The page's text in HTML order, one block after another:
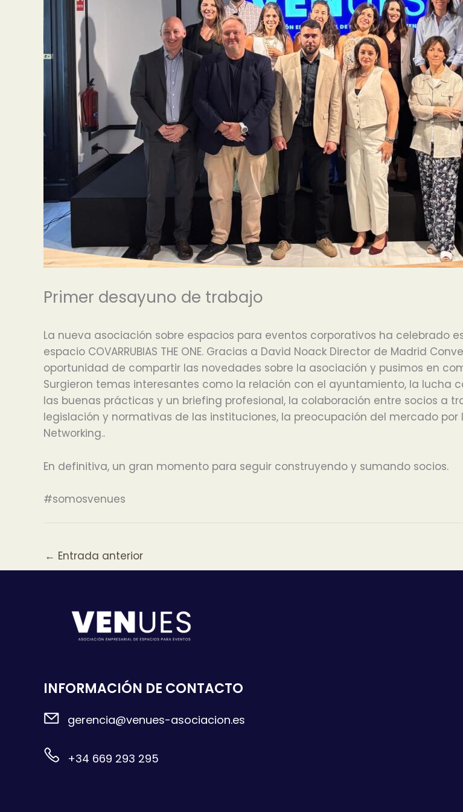
Primer desayuno de trabajo
La nueva asociación sobre espacios para eventos corporativos ha celebrado
espacio COVARRUBIAS THE ONE. Gracias a David Noack Director de Madrid
oportunidad de compartir las novedades sobre la asociación y pusimos en
Surgieron temas interesantes como la relación con el ayuntamiento, la lucha
las buenas prácticas y un briefing profesional, la colaboración entre socios a
legislación y normativas de las instituciones, la preocupación del mercado
Networking..
En definitiva, un gran momento para seguir construyendo y sumando socios.
#somosvenues
← Entrada anterior
INFORMACIÓN DE CONTACTO
gerencia@venues-asociacion.es
+34 669 293 295